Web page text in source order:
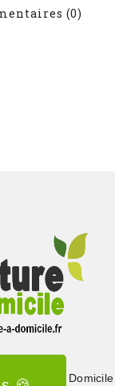
(0)
Clôture à